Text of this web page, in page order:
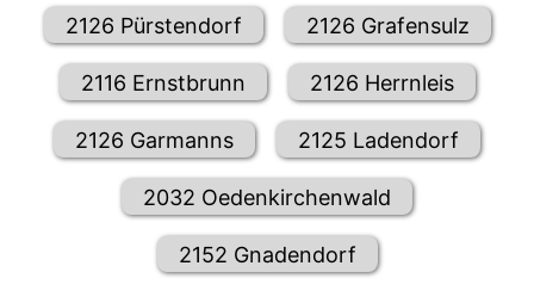
2126 Pürstendorf 2126 Grafensulz
2116 Ernstbrunn 2126 Herrnleis
2126 Garmanns 2125 Ladendorf
2032 Oedenkirchenwald
2152 Gnadendorf